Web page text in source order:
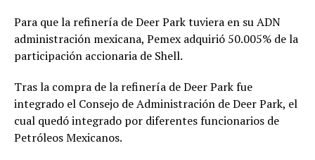
Para que la refinería de Deer Park tuviera en su ADN
administración mexicana, Pemex adquirió 50.005% de la
participación accionaria de Shell.
Tras la compra de la refinería de Deer Park fue
integrado el Consejo de Administración de Deer Park, el
cual quedó integrado por diferentes funcionarios de
Petróleos Mexicanos.